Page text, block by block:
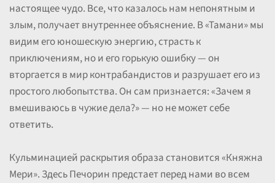
настоящее чудо. Все, что казалось нам непонятным и
злым, получает внутреннее объяснение. В «Тамани» мы
видим его юношескую энергию, страсть к
приключениям, но и его горькую ошибку — он
вторгается в мир контрабандистов и разрушает его из
простого любопытства. Он сам признается: «Зачем я
вмешиваюсь в чужие дела?» — но не может себе
ответить.
Кульминацией раскрытия образа становится «Княжна
Мери». Здесь Печорин предстает перед нами во всем